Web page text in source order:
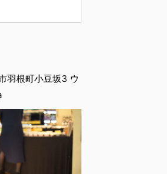
羽根町小豆坂3 ウ